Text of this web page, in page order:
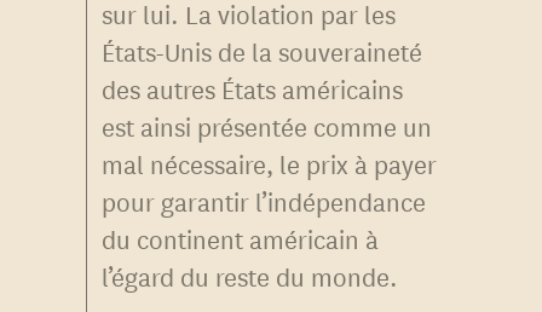
sur lui. La violation par les
États-Unis de la souveraineté
des autres États américains
est ainsi présentée comme un
mal nécessaire, le prix à payer
pour garantir l’indépendance
du continent américain à
l’égard du reste du monde.